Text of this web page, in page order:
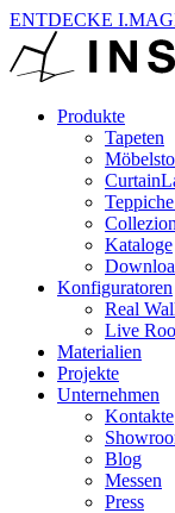
ENTDECKE
Produkte
Tapeten
Kataloge
Konfiguratoren
Real
Live
Materialien
Projekte
Unternehmen
Kontakte
Blog
Messen
Press